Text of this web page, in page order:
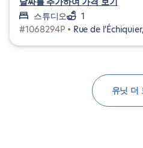
스튜디오
1
#1068294P • Rue de
유닛 더